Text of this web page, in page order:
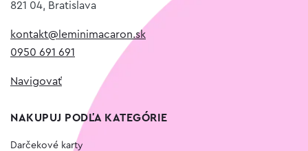
821 04, Bratislava
kontakt@leminimacaron.sk
0950 691 691
Navigovať
NAKUPUJ PODĽA KATEGÓRIE
Darčekové karty